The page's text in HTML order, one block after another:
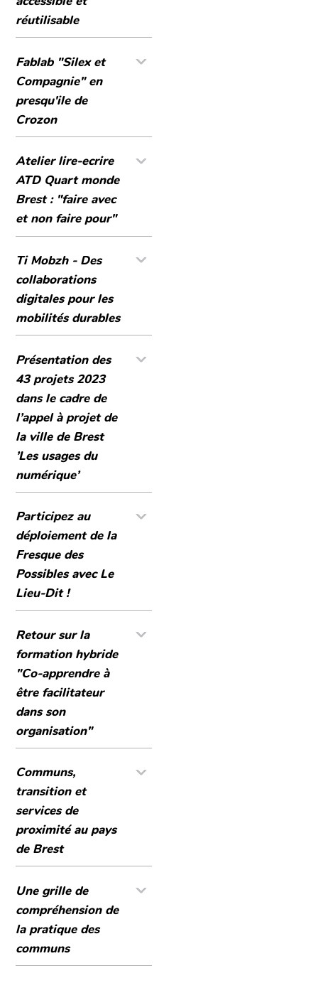
réutilisable
Fablab "Silex et
Compagnie" en
presqu'ile de
Crozon
Atelier lire-ecrire
ATD Quart monde
Brest : "faire avec
et non faire pour"
Ti Mobzh - Des
collaborations
digitales pour les
mobilités durables
Présentation des
43 projets 2023
dans le cadre de
l’appel à projet de
la ville de Brest
’Les usages du
numérique’
Participez au
déploiement de la
Fresque des
Possibles avec Le
Lieu-Dit !
Retour sur la
formation hybride
"Co-apprendre à
être facilitateur
dans son
organisation"
Communs,
transition et
services de
proximité au pays
de Brest
Une grille de
compréhension de
la pratique des
communs